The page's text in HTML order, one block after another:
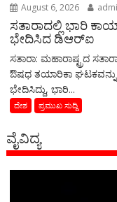
August 6, 2026
ಸತಾರಾದಲ್ಲಿ ಭಾರಿ
ಭೇದಿಸಿದ ಡಿಆರ್‌ಐ
ಸತಾರಾ: ಮಹಾರಾಷ್ಟ್ರದ
ಔಷಧ ತಯಾರಿಕಾ
ಭೇದಿಸಿದ್ದು, ಭಾರಿ...
ದೇಶ ಪ್ರಮುಖ ಸುದ್ದಿ
ವೈವಿದ್ಯ